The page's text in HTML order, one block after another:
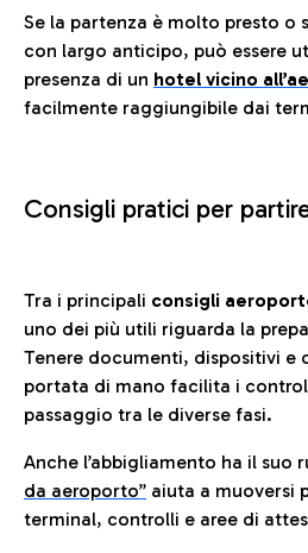
Se la partenza è molto presto o
con largo anticipo, può essere
presenza di un hotel vicino
facilmente raggiungibile dai
Consigli pratici per
Tra i principali consigli
uno dei più utili riguarda la
Tenere documenti, dispositivi e
portata di mano facilita i
passaggio tra le diverse fasi.
Anche l’abbigliamento ha il suo
da aeroporto” aiuta a muoversi
terminal, controlli e aree di